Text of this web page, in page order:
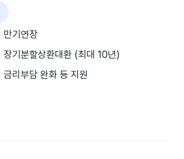
만기연장
장기분할상환대환 (최대 10년)
금리부담 완화 등 지원